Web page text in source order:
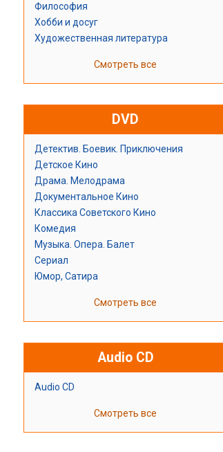
Философия
Хобби и досуг
Художественная литература
Смотреть все
DVD
Детектив. Боевик. Приключения
Детское Кино
Драма. Мелодрама
Документальное Кино
Классика Советского Кино
Комедия
Музыка. Опера. Балет
Сериал
Юмор, Сатира
Смотреть все
Audio CD
Audio CD
Смотреть все